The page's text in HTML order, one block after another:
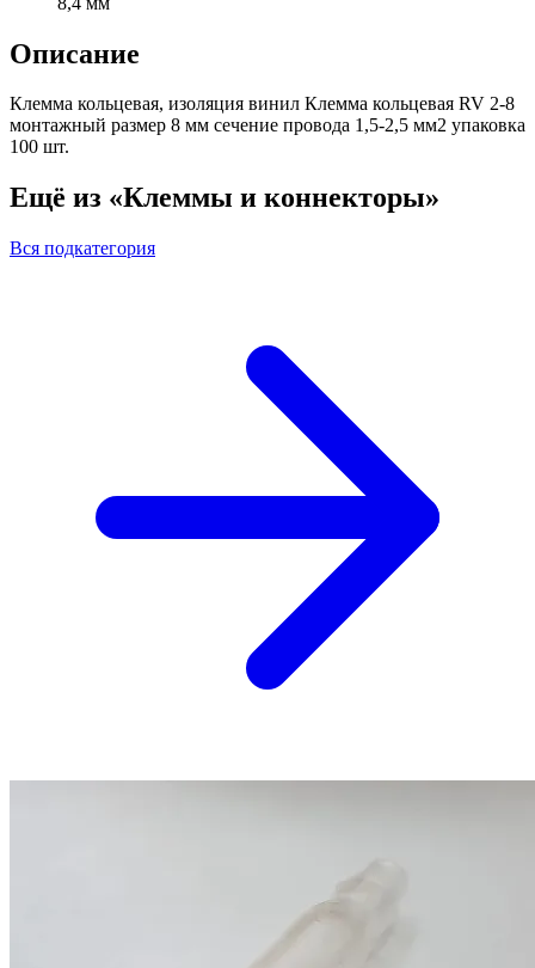
Описание
Клемма кольцевая, изоляция винил Клемма кольцевая RV 2-8
монтажный размер 8 мм сечение провода 1,5-2,5 мм2 упаковка
100 шт.
Ещё из «Клеммы и коннекторы»
Вся подкатегория